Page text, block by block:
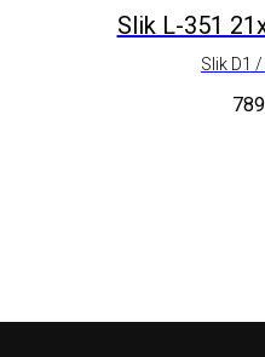
Slik L-351
Slik D1